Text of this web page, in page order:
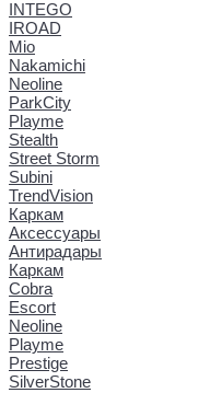
INTEGO
IROAD
Mio
Nakamichi
Neoline
ParkCity
Playme
Stealth
Street Storm
Subini
TrendVision
Каркам
Аксессуары
Антирадары
Каркам
Cobra
Escort
Neoline
Playme
Prestige
SilverStone